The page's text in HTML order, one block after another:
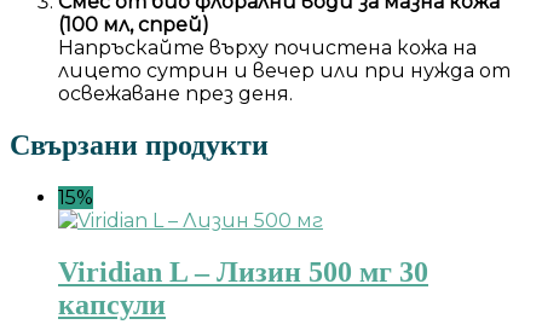
(100 мл, спрей)
Напръскайте върху почистена кожа на
лицето сутрин и вечер или при нужда от
освежаване през деня.
Свързани продукти
15%
Viridian L – Лизин 500 мг 30
капсули